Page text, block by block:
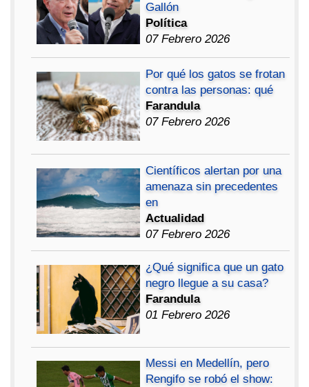
Gallón
Política
07 Febrero 2026
Por qué los gatos se frotan
contra las personas: qué
Farandula
07 Febrero 2026
Científicos alertan por una
amenaza sin precedentes
en
Actualidad
07 Febrero 2026
¿Qué significa que un gato
negro llegue a su casa?
Farandula
01 Febrero 2026
Messi en Medellín, pero
Rengifo se robó el show: